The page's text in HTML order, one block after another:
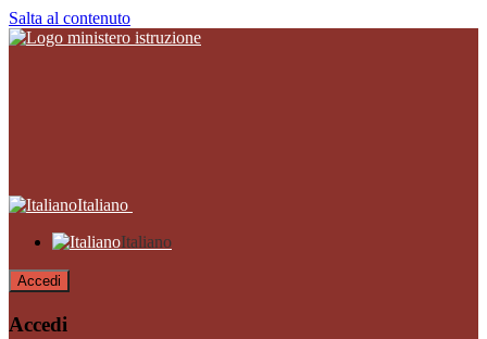
Salta al contenuto
Italiano
Italiano
Accedi
Accedi